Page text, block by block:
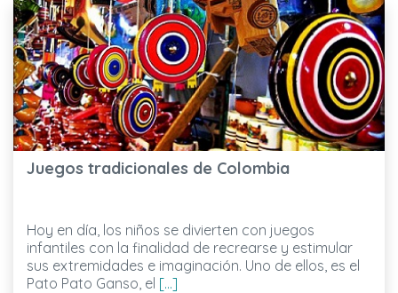
Juegos tradicionales de Colombia
Hoy en día, los niños se divierten con juegos
infantiles con la finalidad de recrearse y estimular
sus extremidades e imaginación. Uno de ellos, es el
Pato Pato Ganso, el [...]